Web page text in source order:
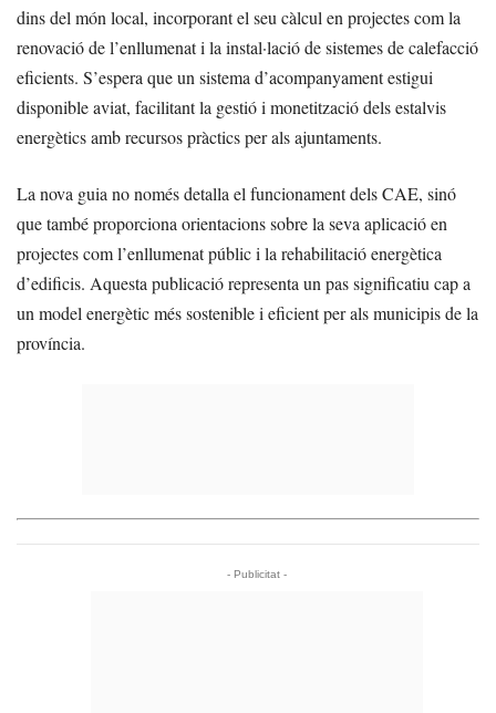
dins del món local, incorporant el seu càlcul en projectes com la
renovació de l’enllumenat i la instal·lació de sistemes de calefacció
eficients. S’espera que un sistema d’acompanyament estigui
disponible aviat, facilitant la gestió i monetització dels estalvis
energètics amb recursos pràctics per als ajuntaments.
La nova guia no només detalla el funcionament dels CAE, sinó
que també proporciona orientacions sobre la seva aplicació en
projectes com l’enllumenat públic i la rehabilitació energètica
d’edificis. Aquesta publicació representa un pas significatiu cap a
un model energètic més sostenible i eficient per als municipis de la
província.
- Publicitat -